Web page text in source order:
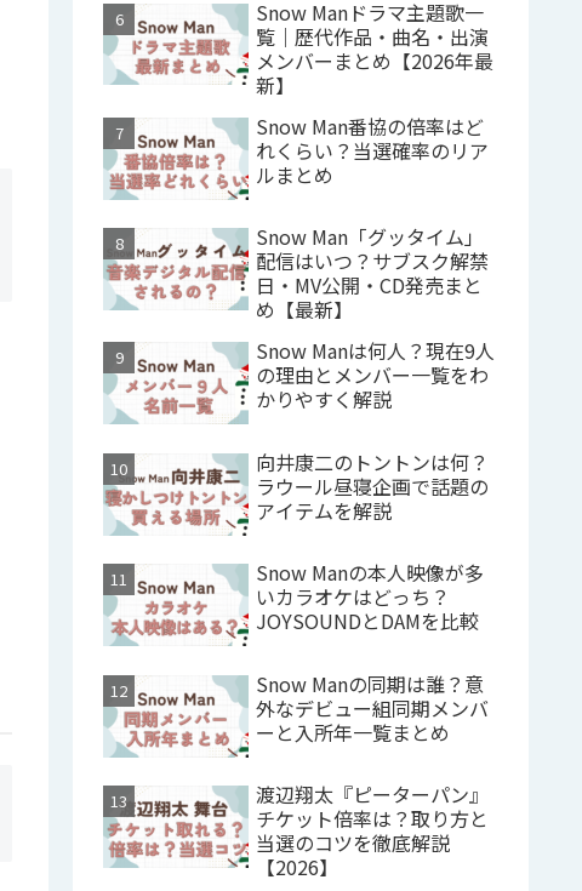
Snow Manドラマ主題歌一
覧｜歴代作品・曲名・出演
メンバーまとめ【2026年最
新】
Snow Man番協の倍率はど
れくらい？当選確率のリア
ルまとめ
Snow Man「グッタイム」
配信はいつ？サブスク解禁
日・MV公開・CD発売まと
め【最新】
Snow Manは何人？現在9人
の理由とメンバー一覧をわ
かりやすく解説
向井康二のトントンは何？
ラウール昼寝企画で話題の
アイテムを解説
Snow Manの本人映像が多
いカラオケはどっち？
JOYSOUNDとDAMを比較
Snow Manの同期は誰？意
外なデビュー組同期メンバ
ーと入所年一覧まとめ
渡辺翔太『ピーターパン』
チケット倍率は？取り方と
当選のコツを徹底解説
【2026】